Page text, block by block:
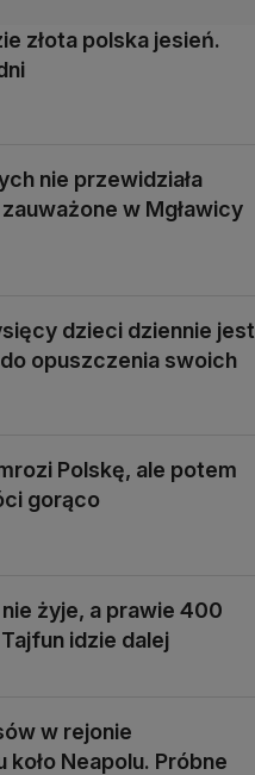
złota polska jesień.
nie przewidziała
w Mgławicy
dzieci dziennie jest
opuszczenia swoich
Polskę, ale potem
gorąco
żyje, a prawie 400
idzie dalej
w rejonie
koło Neapolu. Próbne